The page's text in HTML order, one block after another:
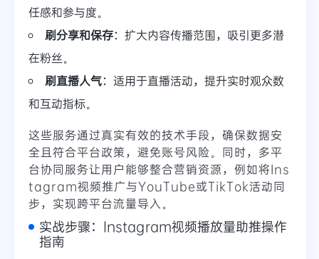
任感和参与度。
刷分享和保存：扩大内容传播范围，吸引更多潜
在粉丝。
刷直播人气：适用于直播活动，提升实时观众数
和互动指标。
这些服务通过真实有效的技术手段，确保数据安
全且符合平台政策，避免账号风险。同时，多平
台协同服务让用户能够整合营销资源，例如将Ins
tagram视频推广与YouTube或TikTok活动同
步，实现跨平台流量导入。
实战步骤：Instagram视频播放量助推操作
指南